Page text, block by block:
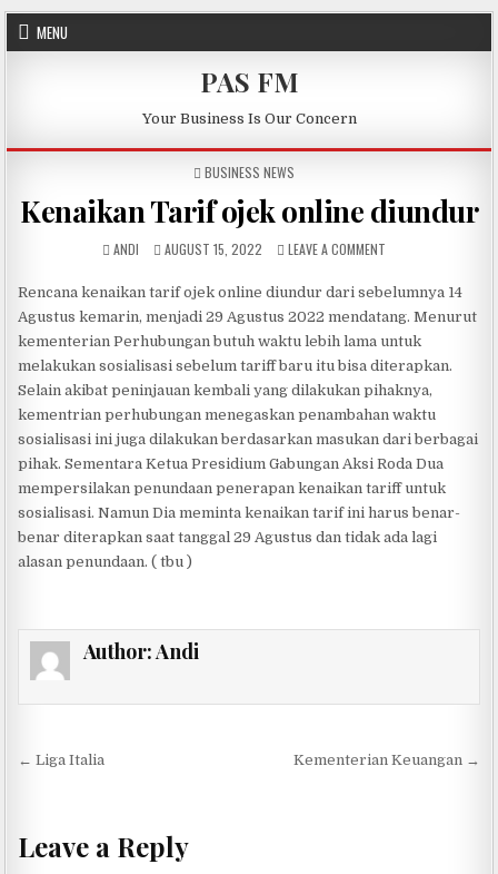
Skip to content
MENU
PAS FM
Your Business Is Our Concern
POSTED IN
BUSINESS NEWS
Kenaikan Tarif ojek online diundur
AUTHOR:
ANDI PUBLISHED DATE:
AUGUST 15, 2022 LEAVE A COMMENTON KENAIKAN TARIF
Rencana kenaikan tarif ojek online diundur dari sebelumnya 14
Agustus kemarin, menjadi 29 Agustus 2022 mendatang. Menurut
kementerian Perhubungan butuh waktu lebih lama untuk
melakukan sosialisasi sebelum tariff baru itu bisa diterapkan.
Selain akibat peninjauan kembali yang dilakukan pihaknya,
kementrian perhubungan menegaskan penambahan waktu
sosialisasi ini juga dilakukan berdasarkan masukan dari berbagai
pihak. Sementara Ketua Presidium Gabungan Aksi Roda Dua
mempersilakan penundaan penerapan kenaikan tariff untuk
sosialisasi. Namun Dia meminta kenaikan tarif ini harus benar-
benar diterapkan saat tanggal 29 Agustus dan tidak ada lagi
alasan penundaan. ( tbu )
Author:Andi
Post navigation
← Liga Italia Kementerian Keuangan →
Leave a Reply